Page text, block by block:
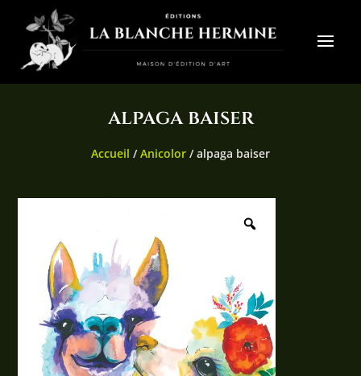
alpaga baiser
Accueil /Anicolor / alpaga baiser